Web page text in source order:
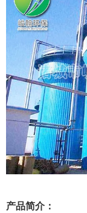
产品简介：